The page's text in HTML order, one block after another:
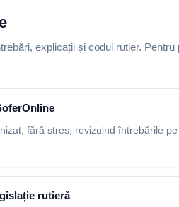
explicații și codul rutier.
fără stres, revizuind întrebările
rutieră